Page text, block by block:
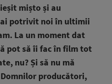
mișto și au
potrivit noi în ultimii
La un moment dat
pot să îi fac în film tot
nu? Și să nu mă
producători,